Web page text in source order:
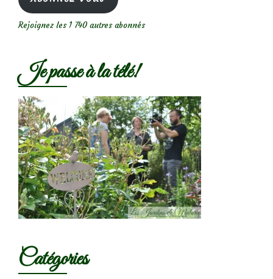
Rejoignez les 1 740 autres abonnés
Je passe à la télé!
Catégories